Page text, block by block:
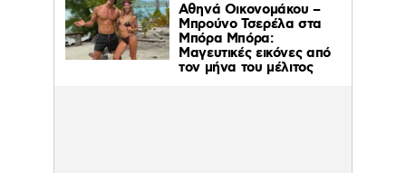
Αθηνά Οικονομάκου –
Μπρούνο Τσερέλα στα
Μπόρα Μπόρα:
Mαγευτικές εικόνες από
τον μήνα του μέλιτος